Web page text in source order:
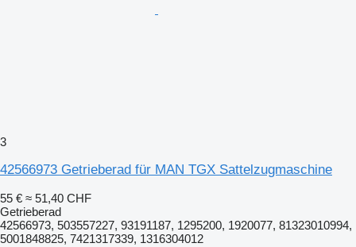
3
42566973 Getrieberad für MAN TGX Sattelzugmaschine
55 € ≈ 51,40 CHF
Getrieberad
42566973, 503557227, 93191187, 1295200, 1920077, 81323010994,
5001848825, 7421317339, 1316304012